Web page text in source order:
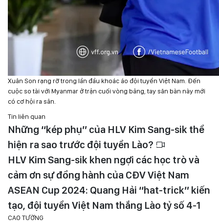
Xuân Son rạng rỡ trong lần đầu khoác áo đội tuyển Việt Nam. Đến
cuộc so tài với Myanmar ở trận cuối vòng bảng, tay săn bàn này mới
có cơ hội ra sân.
Tin liên quan
Những “kép phụ” của HLV Kim Sang-sik thể
hiện ra sao trước đội tuyển Lào?
HLV Kim Sang-sik khen ngợi các học trò và
cảm ơn sự đồng hành của CĐV Việt Nam
ASEAN Cup 2024: Quang Hải “hat-trick” kiến
tạo, đội tuyển Việt Nam thắng Lào tỷ số 4-1
CAO TƯỜNG